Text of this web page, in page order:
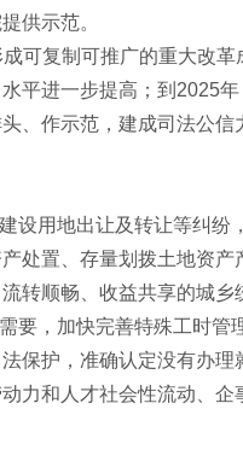
供示范。
复制可推广的重大改革
平进一步提高；到2025
、作示范，建成司法公
用地出让及转让等纠纷
处置、存量划拨土地资产
转顺畅、收益共享的城乡
，加快完善特殊工时管
保护，准确认定没有办理
力和人才社会性流动、企